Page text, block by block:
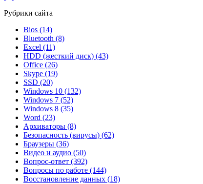
Рубрики сайта
Bios (14)
Bluetooth (8)
Excel (11)
HDD (жесткий диск) (43)
Office (26)
Skype (19)
SSD (20)
Windows 10 (132)
Windows 7 (52)
Windows 8 (35)
Word (23)
Архиваторы (8)
Безопасность (вирусы) (62)
Браузеры (36)
Видео и аудио (50)
Вопрос-ответ (392)
Вопросы по работе (144)
Восстановление данных (18)